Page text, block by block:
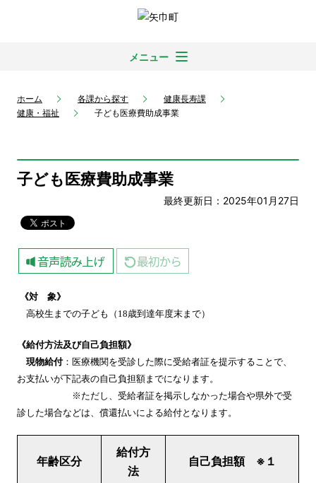
メニュー
ホーム 各課から探す
健康長寿課
健康・福祉
子ども医療費助成事業
子ども医療費助成事業
最終更新日：2025年01月27日
《対 象》
高校生までの子ども（18歳到達年度末まで）
《給付方法及び自己負担額》
現物給付： 医療機関を受診した際に受給者証を提示することで、
お支払いが下記表の自己負担額までになります。
※ただし、受給者証を掲示しなかった場合や県外で受
診した場合などは、償還払いによる給付となります。
年齢区分
給付方
法
自己負担額 ※１